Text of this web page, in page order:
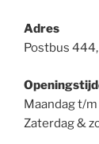
Adres
Postbus
Maandag t/
Zaterdag &